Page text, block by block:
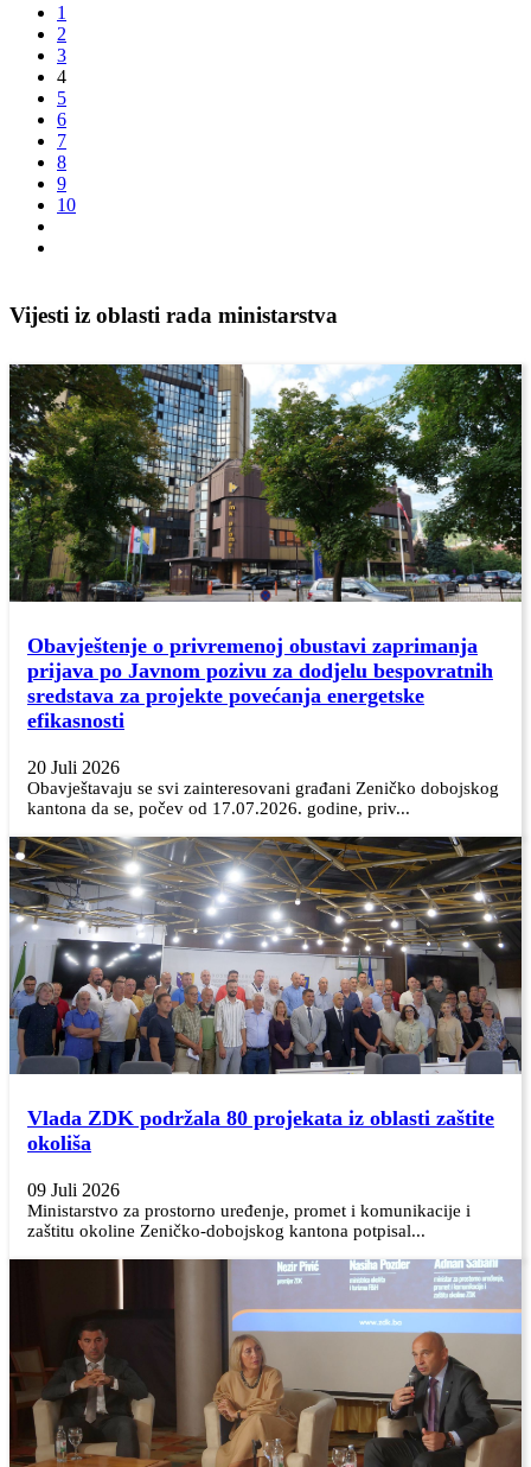
1
2
3
4
5
6
7
8
9
10
Vijesti iz oblasti rada ministarstva
Obavještenje o privremenoj obustavi zaprimanja
prijava po Javnom pozivu za dodjelu bespovratnih
sredstava za projekte povećanja energetske
efikasnosti
20 Juli 2026
Obavještavaju se svi zainteresovani građani Zeničko dobojskog
kantona da se, počev od 17.07.2026. godine, priv...
Vlada ZDK podržala 80 projekata iz oblasti zaštite
okoliša
09 Juli 2026
Ministarstvo za prostorno uređenje, promet i komunikacije i
zaštitu okoline Zeničko-dobojskog kantona potpisal...